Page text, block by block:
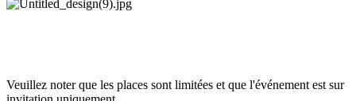
Veuillez noter que les places sont limitées et que l'événement est sur